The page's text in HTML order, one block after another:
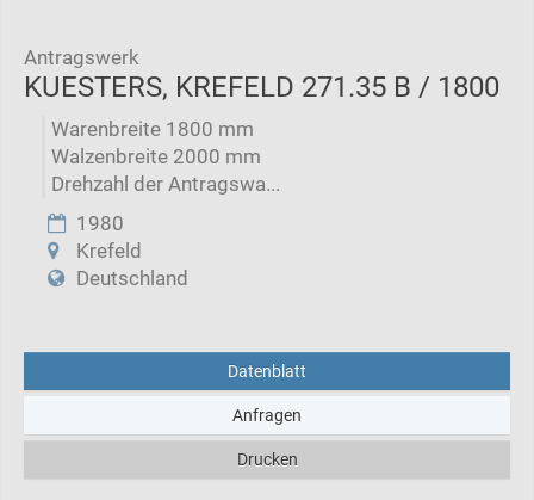
Antragswerk
KUESTERS, KREFELD 271.35 B / 1800
Warenbreite 1800 mm
Walzenbreite 2000 mm
Drehzahl der Antragswa...
1980
Krefeld
Deutschland
Datenblatt
Anfragen
Drucken